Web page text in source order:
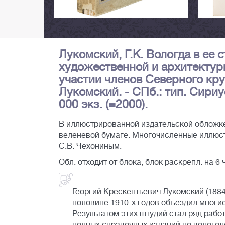
Лукомский, Г.К. Вологда в ее
художественной и
участии членов Северного
Лукомский. - СПб.: тип.
000 экз. (=2000).
В иллюстрированной издательской
веленевой бумаге. Многочисленные
С.В. Чехониным.
Обл. отходит от блока, блок раскрепл. на 6
Георгий Крескентьевич Лукомский
половине 1910-х годов объездил
Результатом этих штудий стал ряд